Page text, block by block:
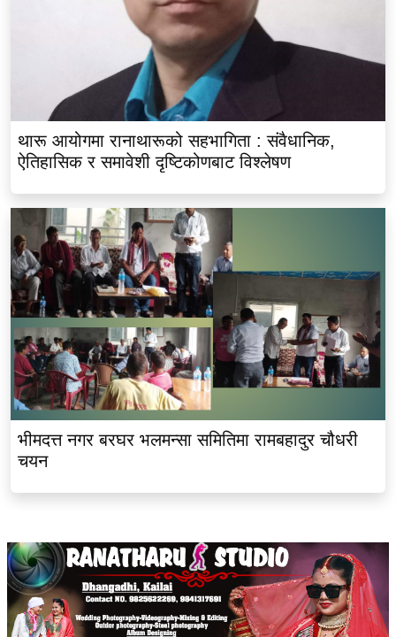
थारू आयोगमा रानाथारूको सहभागिता : संवैधानिक,
ऐतिहासिक र समावेशी दृष्टिकोणबाट विश्लेषण
भीमदत्त नगर बरघर भलमन्सा समितिमा रामबहादुर चौधरी
चयन